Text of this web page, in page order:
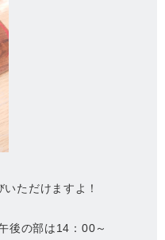
ただけますよ！
後の部は14：00～